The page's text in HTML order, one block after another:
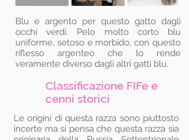
Blu e argento per questo gatto dagli
occhi verdi. Pelo molto corto blu
uniforme, setoso e morbido, con questo
riflesso argenteo che lo rende
veramente diverso dagli altri gatti blu.
Classificazione FIFe e
cenni storici
Le origini di questa razza sono piuttosto
incerte ma si pensa che questa razza sia